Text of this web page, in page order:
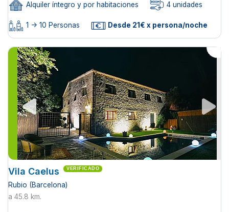
Alquiler íntegro y por habitaciones 4 unidades
1 -> 10 Personas Desde 21€ x persona/noche
Vila Caelus VERIFICADO
Rubio (Barcelona)
a 45.8 km.